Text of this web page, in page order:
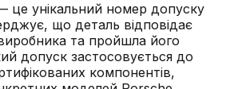
це унікальний номер допуску
що деталь відповідає
та пройшла його
допуск застосовується до
компонентів,